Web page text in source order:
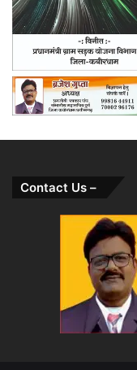
Contact Us –